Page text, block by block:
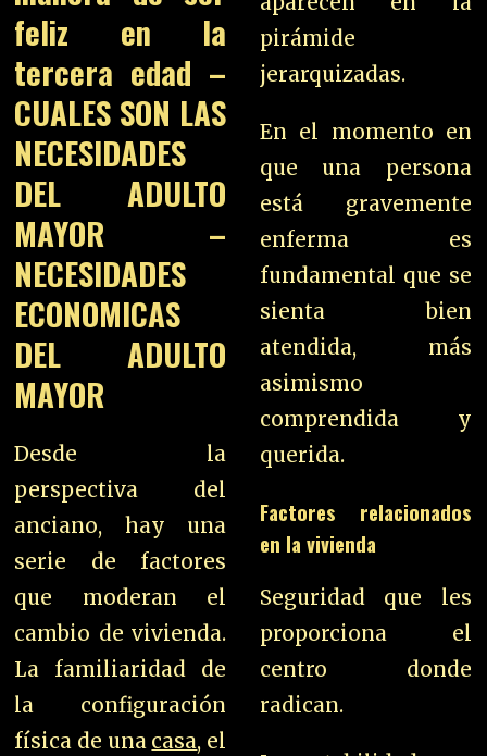
feliz en la
tercera edad –
CUALES SON LAS
NECESIDADES
DEL ADULTO
MAYOR –
NECESIDADES
ECONOMICAS
DEL ADULTO
MAYOR
Desde la
perspectiva del
anciano, hay una
serie de factores
que moderan el
cambio de vivienda.
La familiaridad de
la configuración
física de una casa, el
pirámide
jerarquizadas.
En el momento en
que una persona
está gravemente
enferma es
fundamental que se
sienta bien
atendida, más
asimismo
comprendida y
querida.
Factores relacionados
en la vivienda
Seguridad que les
proporciona el
centro donde
radican.